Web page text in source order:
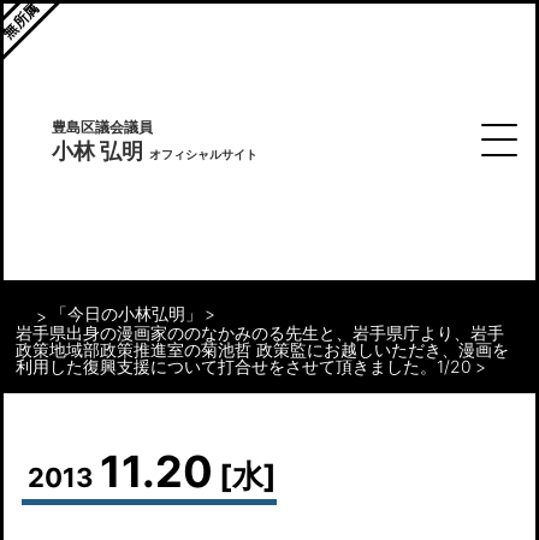
所属
豊島区議会議員
小林 弘明 オフィシャルサイト
「今日の小林弘明」
岩手県出身の漫画家ののなかみのる先生と、岩手県庁より、岩手
政策地域部政策推進室の菊池哲 政策監にお越しいただき、漫画を
利用した復興支援について打合せをさせて頂きました。1/20
2013 11.20 [水]